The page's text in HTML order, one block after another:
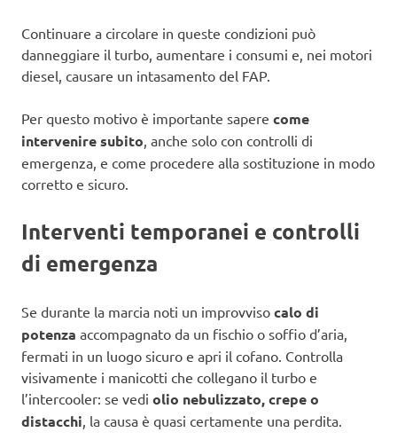
Continuare a circolare in queste condizioni può
danneggiare il turbo, aumentare i consumi e, nei motori
diesel, causare un intasamento del FAP.
Per questo motivo è importante sapere come
intervenire subito , anche solo con controlli di
emergenza, e come procedere alla sostituzione in modo
corretto e sicuro.
Interventi temporanei e controlli
di emergenza
Se durante la marcia noti un improvviso calo di
potenza accompagnato da un fischio o soffio d’aria,
fermati in un luogo sicuro e apri il cofano. Controlla
visivamente i manicotti che collegano il turbo e
l’intercooler: se vedi olio nebulizzato, crepe o
distacchi , la causa è quasi certamente una perdita.